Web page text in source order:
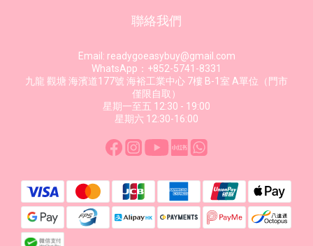
聯絡我們
Email: readygoeasybuy@gmail.com
WhatsApp：+852-5741-8331
九龍 觀塘 海濱道177號 海裕工業中心 7樓 B-1室 A單位（門市
僅限自取）
星期一至五 12:30 - 19:00
星期六 12:30-16:00